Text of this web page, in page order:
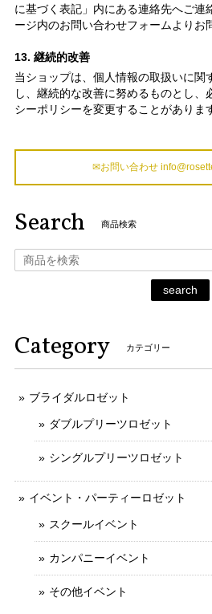
に基づく表記」内にある連絡先へご連
ージ内のお問い合わせフォームよりお
13. 継続的改善
当ショップは、個人情報の取扱いに関
し、継続的な改善に努めるものとし、
シーポリシーを変更することがありま
✉お問い合わせ
Search 商品検索
search
Category カテゴリー
ブライダルロゼット
ダブルプリーツロゼット
シングルプリーツロゼット
イベント・パーティーロゼット
スクールイベント
カンパニーイベント
その他イベント